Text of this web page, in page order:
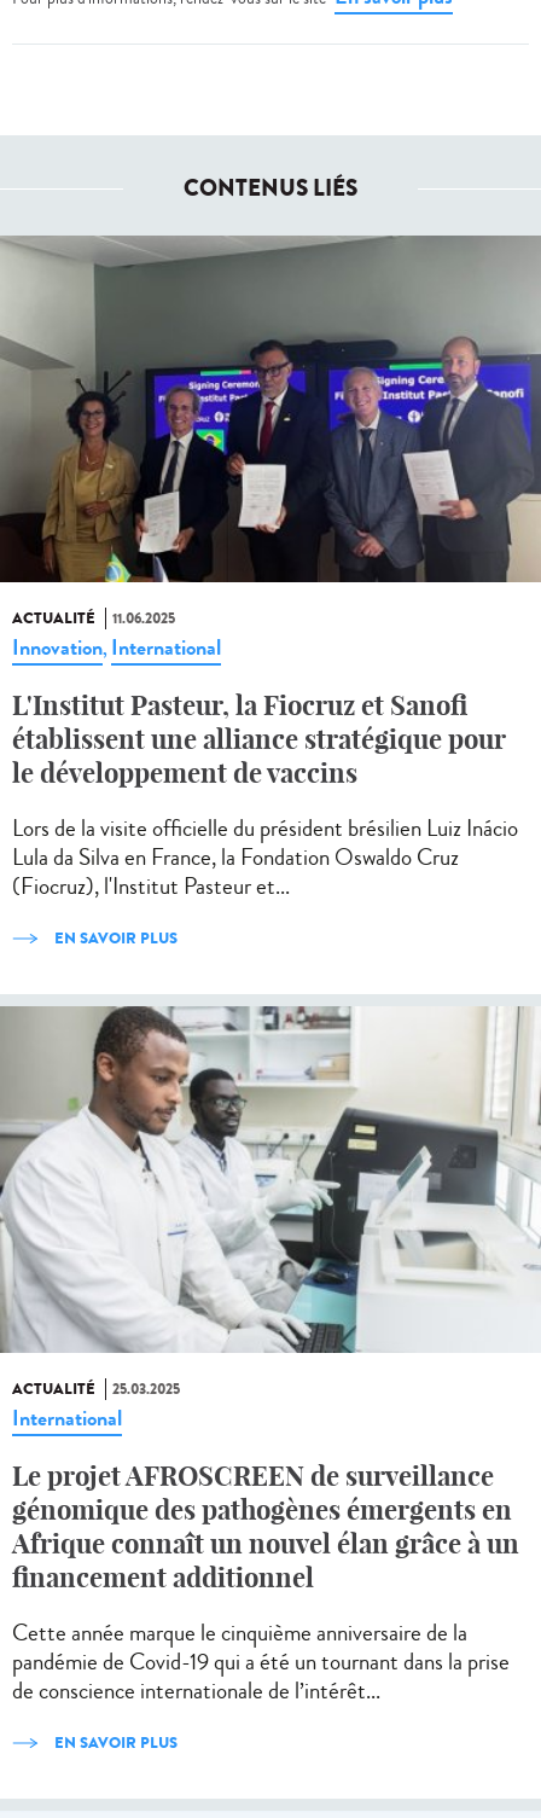
CONTENUS LIÉS
ACTUALITÉ 11.06.2025
Innovation, International
L'Institut Pasteur, la Fiocruz et Sanofi
établissent une alliance stratégique pour
le développement de vaccins
Lors de la visite officielle du président brésilien Luiz Inácio
Lula da Silva en France, la Fondation Oswaldo Cruz
(Fiocruz), l'Institut Pasteur et...
EN SAVOIR PLUS
ACTUALITÉ 25.03.2025
International
Le projet AFROSCREEN de surveillance
génomique des pathogènes émergents en
Afrique connaît un nouvel élan grâce à un
financement additionnel
Cette année marque le cinquième anniversaire de la
pandémie de Covid-19 qui a été un tournant dans la prise
de conscience internationale de l’intérêt...
EN SAVOIR PLUS